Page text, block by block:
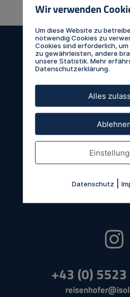
Isolier- und
Oberes
A-6840

+43 (0)
Wir verwenden
Um diese Website zu
notwendig Cookies zu
Cookies sind erforderlich,
zu gewährleisten, andere
unsere Statistik. Mehr
Datenschutzerklärung.
Alles
Datenschutz |